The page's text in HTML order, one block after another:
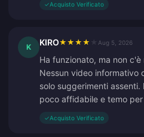
✓Acquisto Verificato
K KIRO★ ★ ★ ★ Aug 5, 2026
Ha funzionato, ma non
Nessun video informativo
solo suggerimenti
poco affidabile e temo
✓Acquisto Verificato